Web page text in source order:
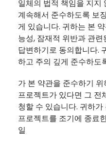
일체의 법적 책임을 지지
계속해서 준수하도록 보
게 있습니다. 귀하는 본
능성, 잠재적 위반과 관
답변하기로 동의합니다.
하고 주의 깊게 준수하도
가 본 약관을 준수하기
프로젝트가 있다면 그 전
청할 수 있습니다. 귀하
프로젝트를 조기에 종료
일